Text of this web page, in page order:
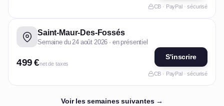
CB · PayPal · sécurisé
Saint-Maur-Des-Fossés
Semaine du 24 août 2026 · en présentiel
499 €net de taxes
S'inscrire
CB · PayPal · sécurisé
Voir les semaines suivantes →